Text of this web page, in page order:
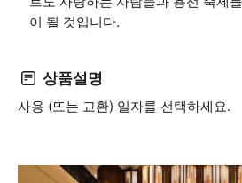
이 될 것입니다.
상품설명
사용 (또는 교환) 일자를 선택하세요.